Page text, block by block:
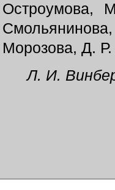
Остроумова,
Морозова, Д.
Л. И.